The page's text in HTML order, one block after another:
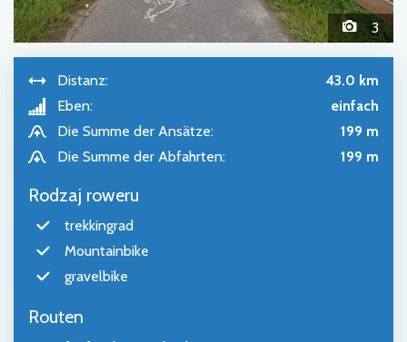
3
Distanz:
43.0 km
Eben:
einfach
Die Summe der Ansätze:
199 m
Die Summe der Abfahrten:
199 m
Rodzaj roweru
trekkingrad
Mountainbike
gravelbike
Routen